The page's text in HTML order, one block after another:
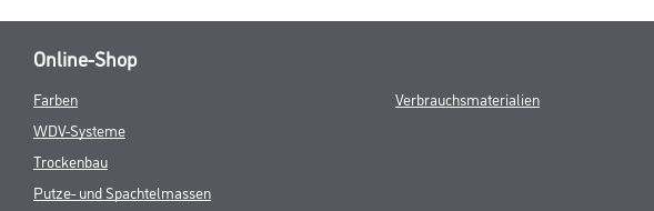
Online-Shop
Farben
WDV-Systeme
Trockenbau
Putze- und Spachtelmassen
Verbrauchsmaterialien